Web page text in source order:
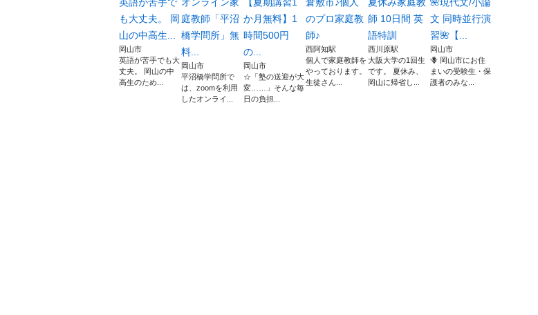
も大丈夫。 岡
山の中高生...
岡山市
英語が苦手でも大
丈夫。 岡山の中
高生のため...
庭教師「平沼
橋学問所」無
料...
岡山市
平沼橋学問所で
は、zoomを利用
したオンライ...
か月無料】1
時間500円
の...
岡山市
☆「塾の送迎が大
変……」そんな毎
日の負担...
のプロ家庭教
師♪
西阿知駅
個人で家庭教師を
やっております。
生徒さん...
師 10日間 英
語特訓
西川原駅
大阪大学の1回生
です。 夏休み、
岡山に帰省し...
文 同時並行演
習🌺【...
岡山市
🪻 岡山市にお住
まいの受験生・保
護者のみな...